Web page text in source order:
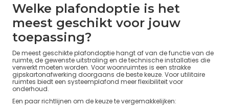
Welke plafondoptie is het
meest geschikt voor jouw
toepassing?
De meest geschikte plafondoptie hangt af van de functie van de
ruimte, de gewenste uitstraling en de technische installaties die
verwerkt moeten worden. Voor woonruimtes is een strakke
gipskartonafwerking doorgaans de beste keuze. Voor utilitaire
ruimtes biedt een systeemplafond meer flexibiliteit voor
onderhoud.
Een paar richtlijnen om de keuze te vergemakkelijken: